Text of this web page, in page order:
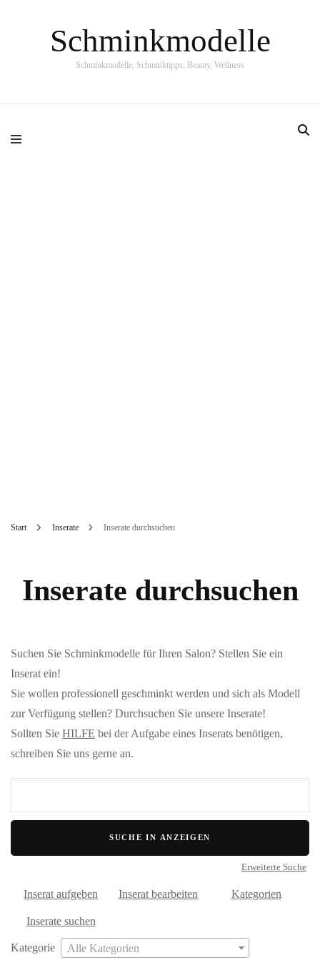
Schminkmodelle
Schminkmodelle, Schminktipps, Beauty, Wellness
Start Inserate Inserate durchsuchen
Inserate durchsuchen
Suchen Sie Schminkmodelle für Ihren Salon? Stellen Sie ein
Inserat ein!
Sie wollen professionell geschminkt werden und sich als Modell
zur Verfügung stellen? Durchsuchen Sie unsere Inserate!
Sollten Sie HILFE bei der Aufgabe eines Inserats benötigen,
schreiben Sie uns gerne an.
Erweiterte Suche
Inserat aufgeben Inserat bearbeiten Kategorien
Inserate suchen
Kategorie Alle Kategorien